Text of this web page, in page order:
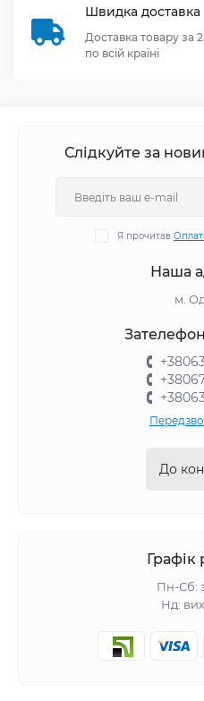
Швидка доставка
Доставка товару за
по всій країні
Слідкуйте за
Я прочитав
Наша
м.
До
Графік
Пн-Сб:
Нд: